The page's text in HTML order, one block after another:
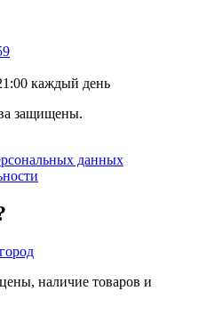
каждый день
защищены.
данных
наличие товаров и